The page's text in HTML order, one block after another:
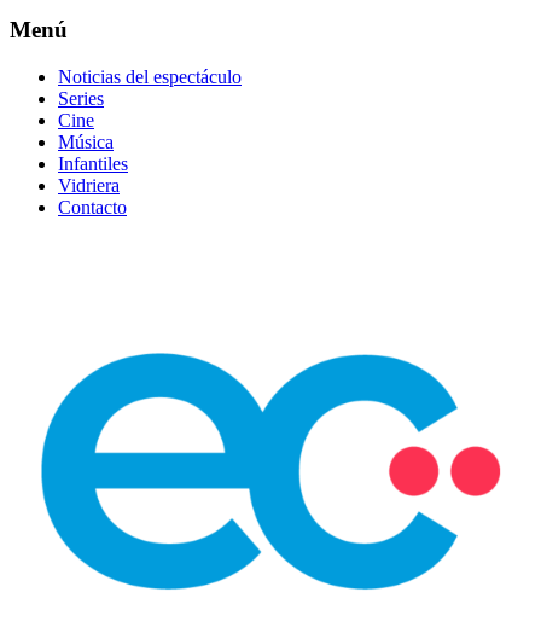
Menú
Noticias del espectáculo
Series
Cine
Música
Infantiles
Vidriera
Contacto